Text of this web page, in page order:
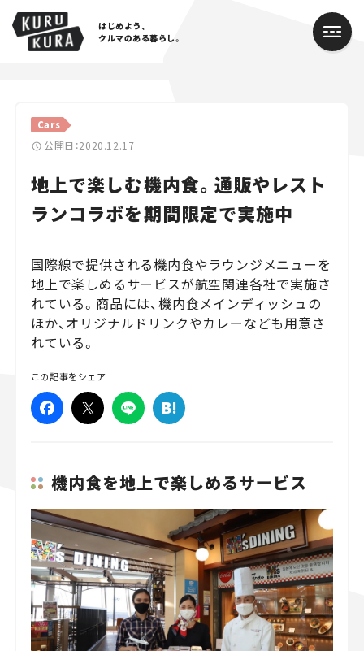
はじめよう、
クルマのある暮らし。
Cars
公開日：2020.12.17
地上で楽しむ機内食。通販やレスト
ランコラボを期間限定で実施中
国際線で提供される機内食やラウンジメニューを
地上で楽しめるサービスが航空関連各社で実施さ
れている。商品には、機内食メインディッシュの
ほか、オリジナルドリンクやカレーなども用意さ
れている。
この記事をシェア
機内食を地上で楽しめるサービス
Cars
Lifestyle
Traffic
Special
Series
Campaign
スズキ ジムニー｜Suzuki Jimny
マツダ｜Mazda
マツダ ロードスター｜Mazda Roadster